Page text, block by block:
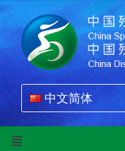
中文简体